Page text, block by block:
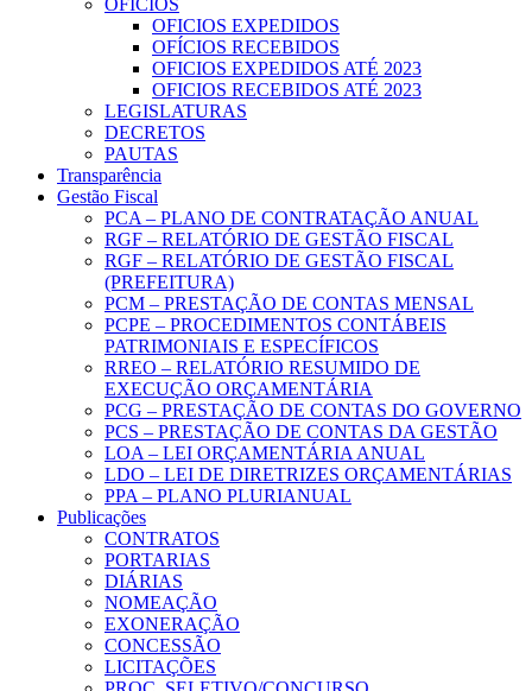
OFICIOS
OFICIOS EXPEDIDOS
OFÍCIOS RECEBIDOS
OFICIOS EXPEDIDOS ATÉ 2023
OFICIOS RECEBIDOS ATÉ 2023
LEGISLATURAS
DECRETOS
PAUTAS
Transparência
Gestão Fiscal
PCA – PLANO DE CONTRATAÇÃO ANUAL
RGF – RELATÓRIO DE GESTÃO FISCAL
RGF – RELATÓRIO DE GESTÃO FISCAL
(PREFEITURA)
PCM – PRESTAÇÃO DE CONTAS MENSAL
PCPE – PROCEDIMENTOS CONTÁBEIS
PATRIMONIAIS E ESPECÍFICOS
RREO – RELATÓRIO RESUMIDO DE
EXECUÇÃO ORÇAMENTÁRIA
PCG – PRESTAÇÃO DE CONTAS DO GOVERNO
PCS – PRESTAÇÃO DE CONTAS DA GESTÃO
LOA – LEI ORÇAMENTÁRIA ANUAL
LDO – LEI DE DIRETRIZES ORÇAMENTÁRIAS
PPA – PLANO PLURIANUAL
Publicações
CONTRATOS
PORTARIAS
DIÁRIAS
NOMEAÇÃO
EXONERAÇÃO
CONCESSÃO
LICITAÇÕES